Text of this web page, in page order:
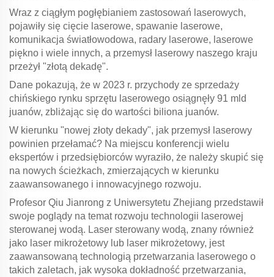
Wraz z ciągłym pogłębianiem zastosowań laserowych,
pojawiły się cięcie laserowe, spawanie laserowe,
komunikacja światłowodowa, radary laserowe, laserowe
piękno i wiele innych, a przemysł laserowy naszego kraju
przeżył "złotą dekadę".
Dane pokazują, że w 2023 r. przychody ze sprzedaży
chińskiego rynku sprzętu laserowego osiągnęły 91 mld
juanów, zbliżając się do wartości biliona juanów.
W kierunku "nowej złoty dekady", jak przemysł laserowy
powinien przełamać? Na miejscu konferencji wielu
ekspertów i przedsiębiorców wyraziło, że należy skupić się
na nowych ścieżkach, zmierzających w kierunku
zaawansowanego i innowacyjnego rozwoju.
Profesor Qiu Jianrong z Uniwersytetu Zhejiang przedstawił
swoje poglądy na temat rozwoju technologii laserowej
sterowanej wodą. Laser sterowany wodą, znany również
jako laser mikrożetowy lub laser mikrożetowy, jest
zaawansowaną technologią przetwarzania laserowego o
takich zaletach, jak wysoka dokładność przetwarzania,